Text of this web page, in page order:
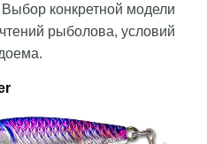
конкретной модели
рыболова, условий